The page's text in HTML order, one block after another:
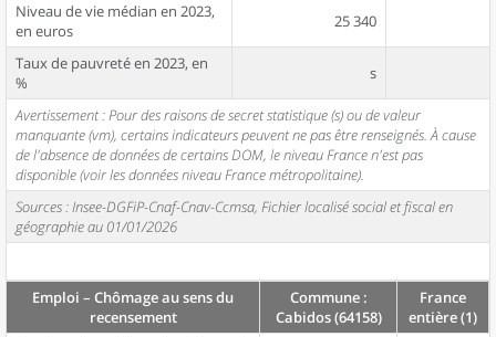
Niveau de vie médian en 2023,
en euros
25 340
Taux de pauvreté en 2023, en
%
s
Avertissement : Pour des raisons de secret statistique (s) ou de valeur
manquante (vm), certains indicateurs peuvent ne pas être renseignés. À cause
de l'absence de données de certains DOM, le niveau France n'est pas
disponible (voir les données niveau France métropolitaine).
Sources : Insee-DGFiP-Cnaf-Cnav-Ccmsa, Fichier localisé social et fiscal en
géographie au 01/01/2026
Emploi – Chômage au sens du
recensement
Commune :
Cabidos (64158)
France
entière (1)